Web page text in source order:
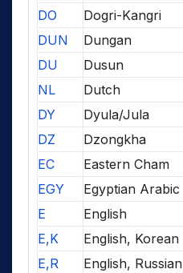
DO
Dogri-Kangri
DUN
Dungan
DU
Dusun
NL
Dutch
DY
Dyula/Jula
DZ
Dzongkha
EC
Eastern Cham
EGY
Egyptian Arabic
E
English
E,K
English, Korean
E,R
English, Russian